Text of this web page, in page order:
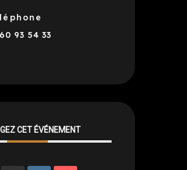
93 54 33
CET ÉVÉNEMENT